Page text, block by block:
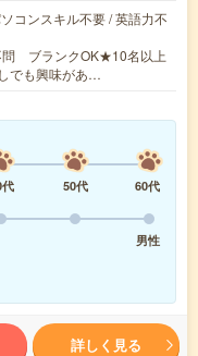
コンスキル不要 / 英語力不
問 ブランクOK★10名以上
でも興味があ…
50代
60代
男性
詳しく見る